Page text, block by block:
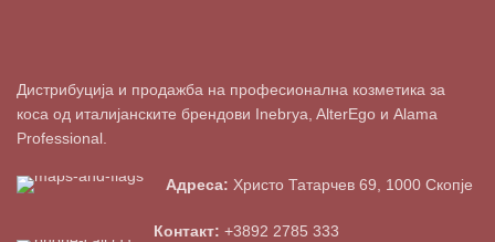
Дистрибуција и продажба на професионална козметика за
коса од италијанските брендови Inebrya, AlterEgo и Alama
Professional.
Адреса: Христо Татарчев 69, 1000 Скопје
Контакт: +3892 2785 333